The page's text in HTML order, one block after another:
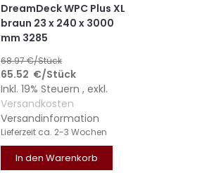
DreamDeck WPC Plus XL
braun 23 x 240 x 3000
mm 3285
68.97€/Stück
65.52 €/Stück
Inkl. 19% Steuern , exkl.
Versandkosten
Versandinformation
Lieferzeit ca. 2-3 Wochen
In den Warenkorb